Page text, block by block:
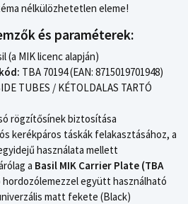
nélkülözhetetlen eleme!
és paraméterek:
(a MIK licenc alapján)
TBA 70194 (EAN: 8715019701948)
TUBES / KÉTOLDALAS TARTÓ
rögzítősínek biztosítása
kerékpáros táskák felakasztásához, a
használata mellett
a Basil MIK Carrier Plate (TBA
együtt használható
matt fekete (Black)